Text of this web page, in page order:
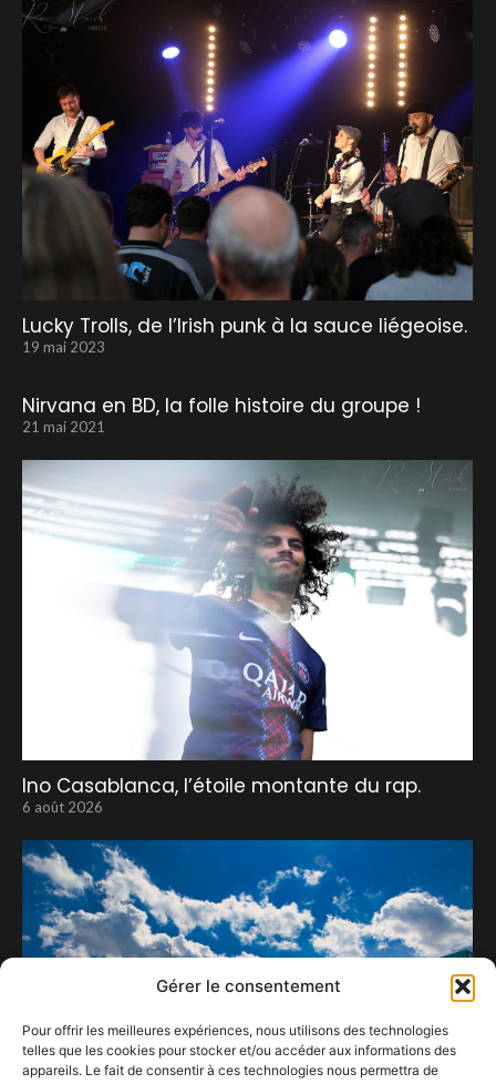
Gérer le consentement
Pour offrir les meilleures expériences, nous utilisons des technologies
telles que les cookies pour stocker et/ou accéder aux informations des
appareils. Le fait de consentir à ces technologies nous permettra de
Lucky Trolls, de l’Irish punk à la sauce liégeoise.
19 mai 2023
Nirvana en BD, la folle histoire du groupe !
21 mai 2021
Ino Casablanca, l’étoile montante du rap.
6 août 2026